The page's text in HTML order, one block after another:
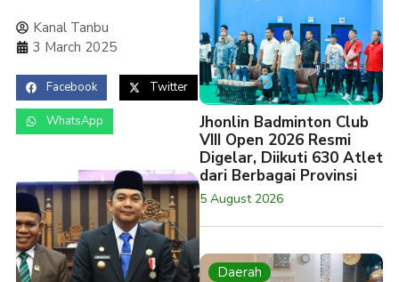
Kanal Tanbu
3 March 2025
Facebook Twitter
WhatsApp
Jhonlin Badminton Club
VIII Open 2026 Resmi
Digelar, Diikuti 630 Atlet
dari Berbagai Provinsi
5 August 2026
Daerah